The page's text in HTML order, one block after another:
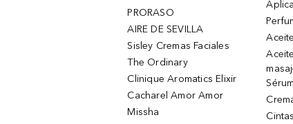
PRORASO
AIRE DE SEVILLA
Sisley Cremas Faciales
The Ordinary
Clinique Aromatics Elixir
Cacharel Amor Amor
Missha